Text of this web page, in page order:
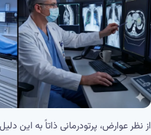
از نظر عوارض، پرتودرمانی ذاتاً به این